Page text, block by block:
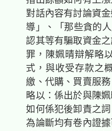
對話內容有討論資
導」、「那些貪的
認其等有騙取資金
罪，陳姵晴辯解略
式，與收受存款之
繳、代購、買賣服
略以：係出於與陳
如何係犯後卸責之
為論斷均有卷內證